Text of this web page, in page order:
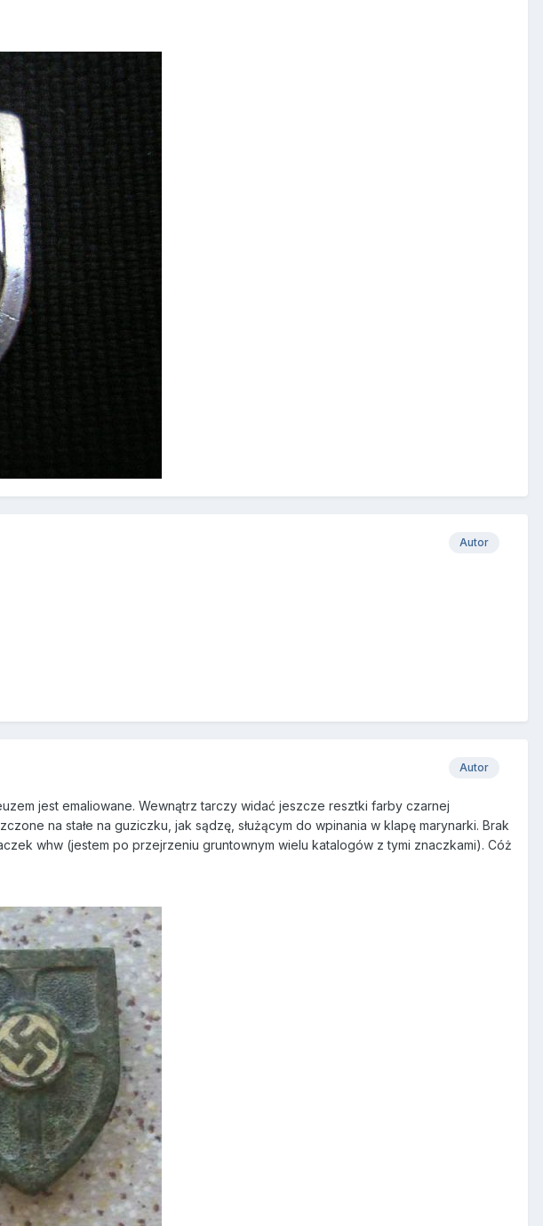
Autor
Autor
jest emaliowane. Wewnątrz tarczy widać jeszcze resztki farby czarnej
na stałe na guziczku, jak sądzę, służącym do wpinania w klapę marynarki. Brak
whw (jestem po przejrzeniu gruntownym wielu katalogów z tymi znaczkami). Cóż